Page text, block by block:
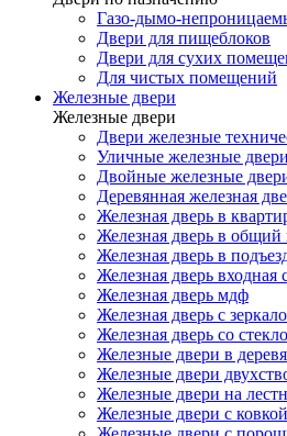
Газо-дымо-
Двери для пищеблоков
Двери для сухих
Для чистых помещений
Железные двери
Железные двери
Двери железные
Уличные железные двери
Двойные железные
Деревянная железная
Железная дверь в
Железная дверь в общий
Железная дверь в
Железная дверь
Железная дверь мдф
Железная дверь с
Железная дверь со
Железные двери в
Железные двери
Железные двери на
Железные двери с ковкой